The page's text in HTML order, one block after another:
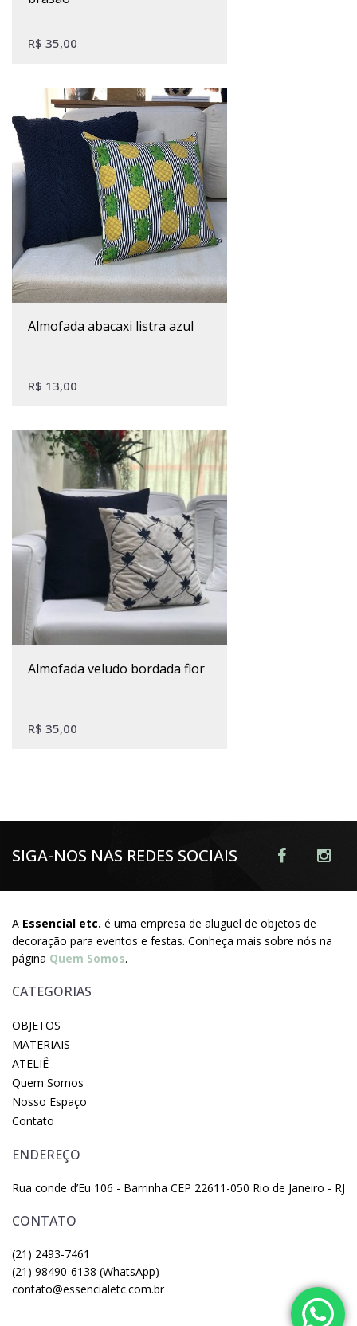
R$ 35,00
almofada abacaxi listra azul
R$ 13,00
almofada veludo bordada flor
R$ 35,00
SIGA-NOS NAS REDES SOCIAIS
A Essencial etc. é uma empresa de aluguel de objetos de
decoração para eventos e festas. Conheça mais sobre nós na
página Quem Somos.
CATEGORIAS
OBJETOS
MATERIAIS
ATELIÊ
Quem Somos
Nosso Espaço
Contato
ENDEREÇO
Rua conde d’Eu 106 - Barrinha CEP 22611-050 Rio de Janeiro - RJ
CONTATO
(21) 2493-7461
(21) 98490-6138 (WhatsApp)
contato@essencialetc.com.br